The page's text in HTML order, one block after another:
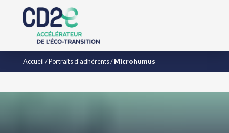
Accueil/Portraits d'adhérents/Microhumus